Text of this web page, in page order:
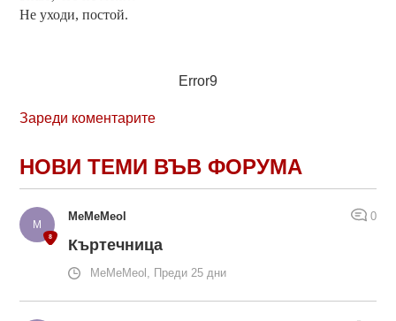
Не уходи, постой.
Error9
Зареди коментарите
НОВИ ТЕМИ ВЪВ ФОРУМА
MeMeMeol 0
Къртечница
MeMeMeol, Преди 25 дни